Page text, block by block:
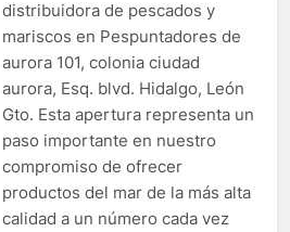
distribuidora de pescados y
mariscos en Pespuntadores de
aurora 101, colonia ciudad
aurora, Esq. blvd. Hidalgo, León
Gto. Esta apertura representa un
paso importante en nuestro
compromiso de ofrecer
productos del mar de la más alta
calidad a un número cada vez